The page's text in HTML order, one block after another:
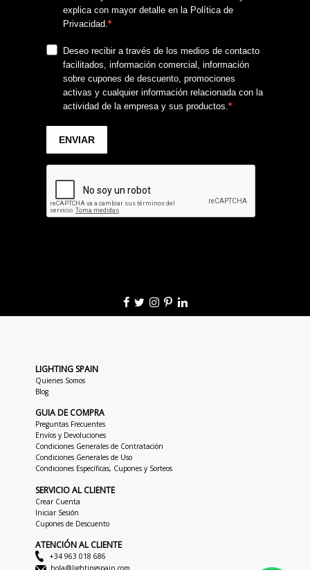
LIGHTING SPAIN
Quienes Somos
Blog
GUIA DE COMPRA
Preguntas Frecuentes
Envíos y Devoluciones
Condiciones Generales de Contratación
Condiciones Generales de Uso
Condiciones Específicas, Cupones y Sorteos
SERVICIO AL CLIENTE
Crear Cuenta
Iniciar Sesión
Cupones de Descuento
ATENCIÓN AL CLIENTE
+34 963 018 686